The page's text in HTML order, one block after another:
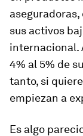
sus activos
internacional.
4% al 5% de
tanto, si
empiezan a
Es algo